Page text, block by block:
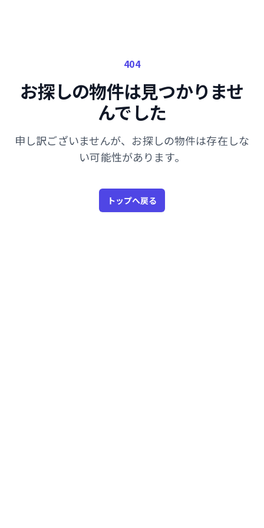
404
お探しの物件は見つかりませ
んでした
申し訳ございませんが、お探しの物件は存在しな
い可能性があります。
トップへ戻る